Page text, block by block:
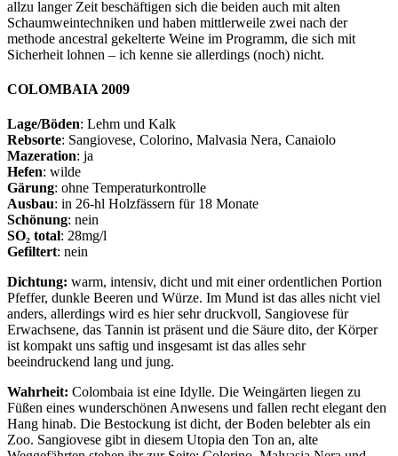
allzu langer Zeit beschäftigen sich die beiden auch mit alten
Schaumweintechniken und haben mittlerweile zwei nach der
methode ancestral gekelterte Weine im Programm, die sich mit
Sicherheit lohnen – ich kenne sie allerdings (noch) nicht.
COLOMBAIA 2009
Lage/Böden: Lehm und Kalk
Rebsorte: Sangiovese, Colorino, Malvasia Nera, Canaiolo
Mazeration: ja
Hefen: wilde
Gärung: ohne Temperaturkontrolle
Ausbau: in 26-hl Holzfässern für 18 Monate
Schönung: nein
SO₂ total: 28mg/l
Gefiltert: nein
Dichtung: warm, intensiv, dicht und mit einer ordentlichen Portion
Pfeffer, dunkle Beeren und Würze. Im Mund ist das alles nicht viel
anders, allerdings wird es hier sehr druckvoll, Sangiovese für
Erwachsene, das Tannin ist präsent und die Säure dito, der Körper
ist kompakt uns saftig und insgesamt ist das alles sehr
beeindruckend lang und jung.
Wahrheit: Colombaia ist eine Idylle. Die Weingärten liegen zu
Füßen eines wunderschönen Anwesens und fallen recht elegant den
Hang hinab. Die Bestockung ist dicht, der Boden belebter als ein
Zoo. Sangiovese gibt in diesem Utopia den Ton an, alte